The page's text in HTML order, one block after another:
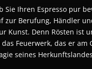
Ihren Espresso pur
Berufung, Händler
Kunst. Denn Rösten ist
Feuerwerk, das er
seines